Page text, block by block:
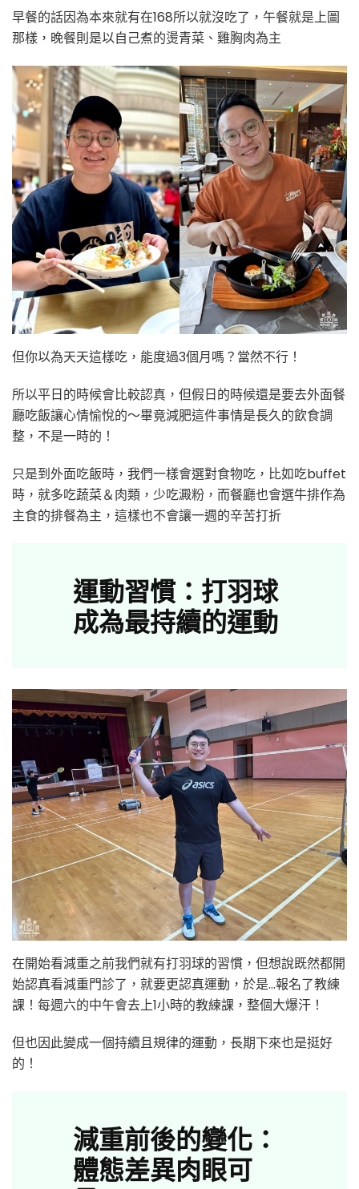
早餐的話因為本來就有在168所以就沒吃了，午餐就是上圖
那樣，晚餐則是以自己煮的燙青菜、雞胸肉為主
但你以為天天這樣吃，能度過3個月嗎？當然不行！
所以平日的時候會比較認真，但假日的時候還是要去外面餐
廳吃飯讓心情愉悅的～畢竟減肥這件事情是長久的飲食調
整，不是一時的！
只是到外面吃飯時，我們一樣會選對食物吃，比如吃buffet
時，就多吃蔬菜＆肉類，少吃澱粉，而餐廳也會選牛排作為
主食的排餐為主，這樣也不會讓一週的辛苦打折
運動習慣：打羽球
成為最持續的運動
在開始看減重之前我們就有打羽球的習慣，但想說既然都開
始認真看減重門診了，就要更認真運動，於是…報名了教練
課！每週六的中午會去上1小時的教練課，整個大爆汗！
但也因此變成一個持續且規律的運動，長期下來也是挺好
的！
減重前後的變化：
體態差異肉眼可